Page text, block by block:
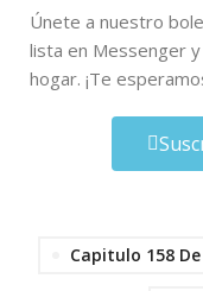
Únete a nuestro
lista en Messenger
hogar. ¡Te
Capitulo 158